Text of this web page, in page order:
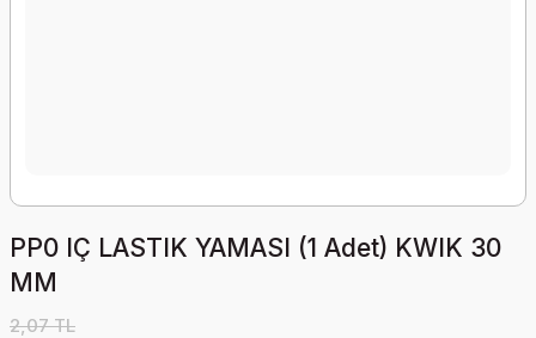
PP0 IÇ LASTIK YAMASI (1 Adet) KWIK 30
MM
2,07 TL